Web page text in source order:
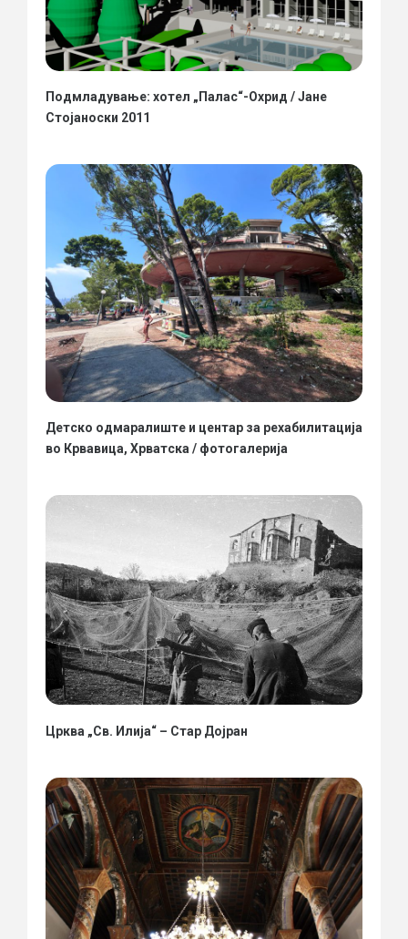
Подмладување: хотел „Палас“-Охрид / Јане
Стојаноски 2011
Детско одмаралиште и центар за рехабилитација
во Крвавица, Хрватска / фотогалерија
Црква „Св. Илија“ – Стар Дојран